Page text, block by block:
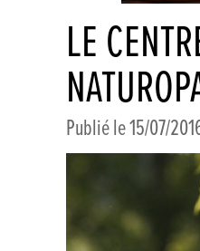
LE
Publié le 15/07/